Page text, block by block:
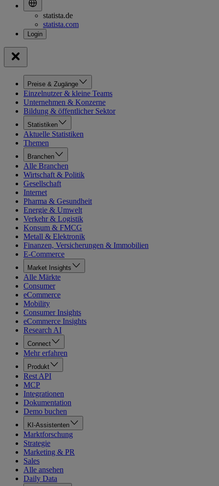
statista.de
statista.com
Preise & Zugänge
Einzelnutzer & kleine Teams
Unternehmen & Konzerne
Bildung & öffentlicher Sektor
Statistiken
Aktuelle Statistiken
Themen
Branchen
Alle Branchen
Wirtschaft & Politik
Gesellschaft
Internet
Pharma & Gesundheit
Energie & Umwelt
Verkehr & Logistik
Konsum & FMCG
Metall & Elektronik
Finanzen, Versicherungen & Immobilien
E-Commerce
Market Insights
Alle Märkte
Consumer
eCommerce
Mobility
Consumer Insights
eCommerce Insights
Research AI
Connect
Mehr erfahren
Produkt
Rest API
MCP
Integrationen
Dokumentation
Demo buchen
KI-Assistenten
Marktforschung
Strategie
Marketing & PR
Sales
Alle ansehen
Daily Data